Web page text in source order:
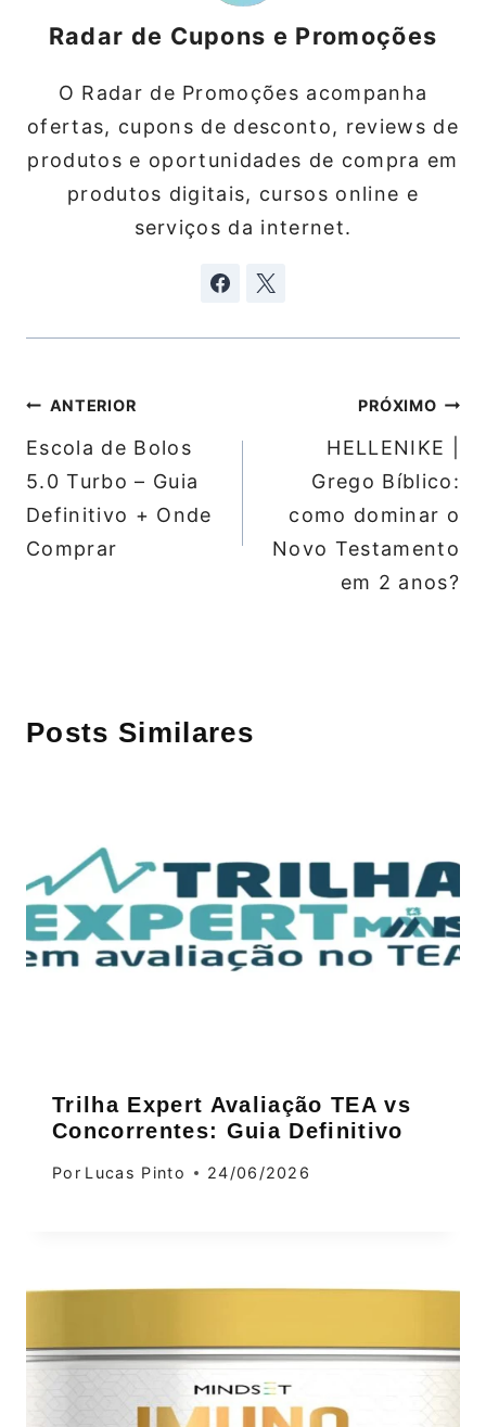
Radar de Cupons e Promoções
O Radar de Promoções acompanha
ofertas, cupons de desconto, reviews de
produtos e oportunidades de compra em
produtos digitais, cursos online e
serviços da internet.
Navegação
de
Post
ANTERIOR
Escola de Bolos
5.0 Turbo – Guia
Definitivo + Onde
Comprar
PRÓXIMO
HELLENIKE |
Grego Bíblico:
como dominar o
Novo Testamento
em 2 anos?
Posts Similares
Trilha Expert Avaliação TEA vs
Concorrentes: Guia Definitivo
Por Lucas Pinto 24/06/2026